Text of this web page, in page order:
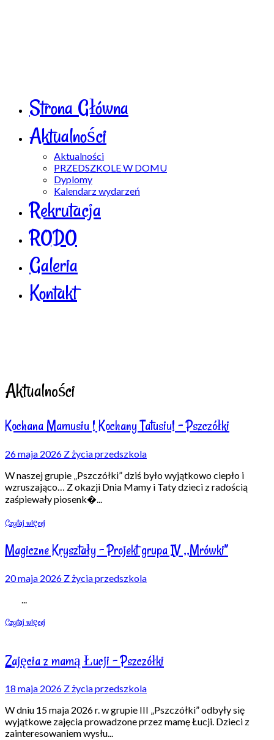
Strona Główna
Aktualności
Aktualności
PRZEDSZKOLE W DOMU
Dyplomy
Kalendarz wydarzeń
Rekrutacja
RODO
Galeria
Kontakt
Aktualności
Kochana Mamusiu ! Kochany Tatusiu! – Pszczółki
26 maja 2026 Z życia przedszkola
W naszej grupie „Pszczółki” dziś było wyjątkowo ciepło i
wzruszająco… Z okazji Dnia Mamy i Taty dzieci z radością
zaśpiewały piosenk�
Czytaj więcej
Magiczne Kryształy – Projekt grupa IV ,,Mrówki”
20 maja 2026 Z życia przedszkola
Czytaj więcej
Zajęcia z mamą Łucji – Pszczółki
18 maja 2026 Z życia przedszkola
W dniu 15 maja 2026 r. w grupie III „Pszczółki” odbyły się
wyjątkowe zajęcia prowadzone przez mamę Łucji. Dzieci z
zainteresowaniem wysłu...